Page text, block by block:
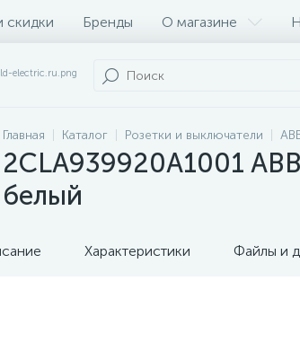
скидки Бренды О магазине
Главная Каталог Розетки и выключатели
2CLA939920A1001
белый
Характеристики Файлы и